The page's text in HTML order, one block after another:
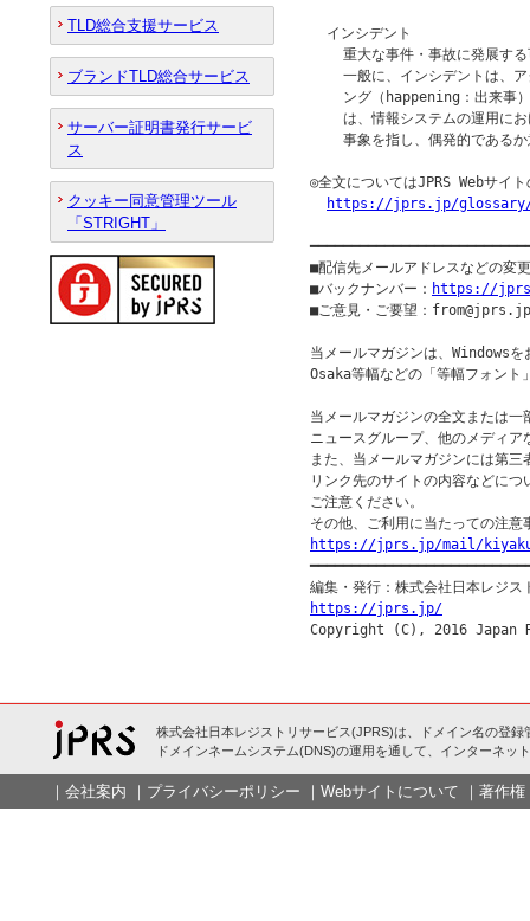
  インシデント
重大な事件・事故に発展す
一般に、インシデントは、
ング（happening：出来事）
は、情報システムの運用に
事象を指し、偶発的である
◎全文についてはJPRS Webサイ
https://jprs.jp/glossary/
■配信先メールアドレスなどの変
■バックナンバー： https://
■ご意見・ご要望：from@jprs.jp
当メールマガジンは、Windowsを
Osaka等幅などの「等幅フォント
当メールマガジンの全文または一
ニュースグループ、他のメディ
また、当メールマガジンには第
リンク先のサイトの内容などに
ご注意ください。
https://jprs.jp/mail/
https://jprs.jp/
TLD総合支援サービス
ブランドTLD総合サービス
サーバー証明書発行サービ
ス
クッキー同意管理ツール
「STRIGHT」
株式会社日本レジストリサービス(JPRS)は、ドメイン名の登録
ドメインネームシステム(DNS)の運用を通して、インターネッ
｜ 会社案内 ｜ プライバシーポリシー ｜ Webサイトについて ｜ 著作権